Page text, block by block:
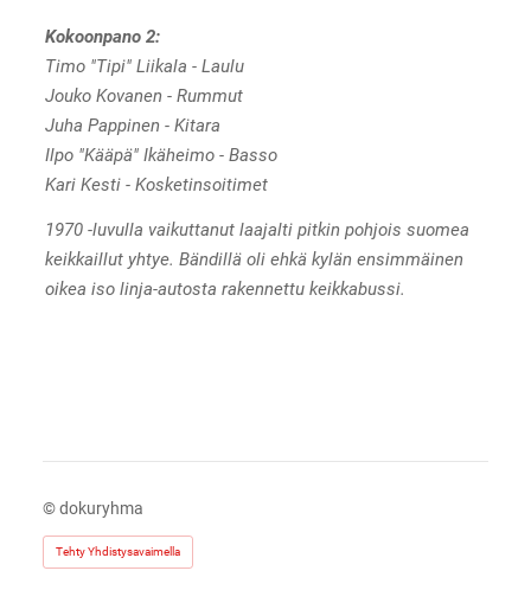
Kokoonpano 2:
Timo "Tipi" Liikala - Laulu
Jouko Kovanen - Rummut
Juha Pappinen - Kitara
Ilpo "Kääpä" Ikäheimo - Basso
Kari Kesti - Kosketinsoitimet
1970 -luvulla vaikuttanut laajalti pitkin pohjois suomea
keikkaillut yhtye. Bändillä oli ehkä kylän ensimmäinen
oikea iso linja-autosta rakennettu keikkabussi.
©dokuryhma
Tehty Yhdistysavaimella